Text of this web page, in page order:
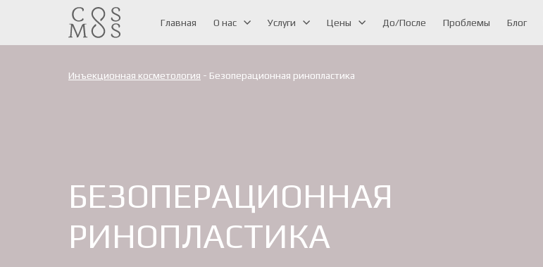
Главная О нас Услуги Цены До/После Проблемы Блог
Инъекционная косметология - Безоперационная ринопластика
БЕЗОПЕРАЦИОННАЯ
РИНОПЛАСТИКА